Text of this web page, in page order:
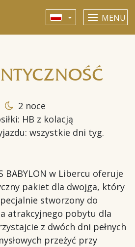
MENU
2 noce
HB z kolacją
wszystkie dni tyg.
BABYLON w Libercu oferuje
pakiet dla dwojga, który
stworzony do
atrakcyjnego pobytu dla
z dwóch dni pełnych
przeżyć przy